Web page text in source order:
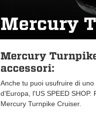
Mercury
Mercury
accessori:
Anche tu puoi usufruire di
d'Europa, l'US SPEED
Mercury Turnpike Cruiser.